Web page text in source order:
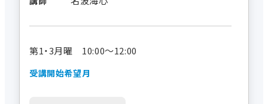
第1・3月曜 10:00～12:00
受講開始希望月